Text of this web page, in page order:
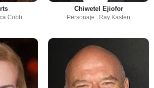
Cobb
Chiwetel Ejiofor
Personaje : Ray Kasten